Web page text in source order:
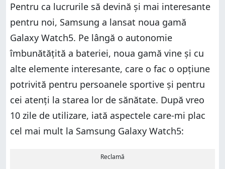
Pentru ca lucrurile să devină și mai interesante
pentru noi, Samsung a lansat noua gamă
Galaxy Watch5. Pe lângă o autonomie
îmbunătățită a bateriei, noua gamă vine și cu
alte elemente interesante, care o fac o opțiune
potrivită pentru persoanele sportive și pentru
cei atenți la starea lor de sănătate. După vreo
10 zile de utilizare, iată aspectele care-mi plac
cel mai mult la Samsung Galaxy Watch5:
Reclamă